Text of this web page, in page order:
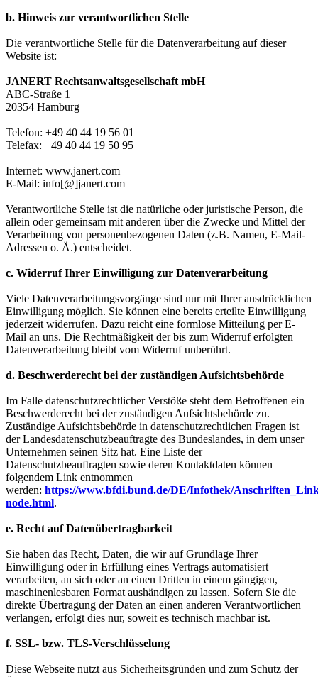
b. Hinweis zur verantwortlichen Stelle
Die verantwortliche Stelle für die Datenverarbeitung auf dieser
Website ist:
JANERT Rechtsanwaltsgesellschaft mbH
ABC-Straße 1
20354 Hamburg
Telefon: +49 40 44 19 56 01
Telefax: +49 40 44 19 50 95
Internet: www.janert.com
E-Mail: info[@]janert.com
Verantwortliche Stelle ist die natürliche oder juristische Person, die
allein oder gemeinsam mit anderen über die Zwecke und Mittel der
Verarbeitung von personenbezogenen Daten (z.B. Namen, E-Mail-
Adressen o. Ä.) entscheidet.
c. Widerruf Ihrer Einwilligung zur Datenverarbeitung
Viele Datenverarbeitungsvorgänge sind nur mit Ihrer ausdrücklichen
Einwilligung möglich. Sie können eine bereits erteilte Einwilligung
jederzeit widerrufen. Dazu reicht eine formlose Mitteilung per E-
Mail an uns. Die Rechtmäßigkeit der bis zum Widerruf erfolgten
Datenverarbeitung bleibt vom Widerruf unberührt.
d. Beschwerderecht bei der zuständigen Aufsichtsbehörde
Im Falle datenschutzrechtlicher Verstöße steht dem Betroffenen ein
Beschwerderecht bei der zuständigen Aufsichtsbehörde zu.
Zuständige Aufsichtsbehörde in datenschutzrechtlichen Fragen ist
der Landesdatenschutzbeauftragte des Bundeslandes, in dem unser
Unternehmen seinen Sitz hat. Eine Liste der
Datenschutzbeauftragten sowie deren Kontaktdaten können
folgendem Link entnommen
werden: https://www.bfdi.bund.de/DE/Infothek/
node.html.
e. Recht auf Datenübertragbarkeit
Sie haben das Recht, Daten, die wir auf Grundlage Ihrer
Einwilligung oder in Erfüllung eines Vertrags automatisiert
verarbeiten, an sich oder an einen Dritten in einem gängigen,
maschinenlesbaren Format aushändigen zu lassen. Sofern Sie die
direkte Übertragung der Daten an einen anderen Verantwortlichen
verlangen, erfolgt dies nur, soweit es technisch machbar ist.
f. SSL- bzw. TLS-Verschlüsselung
Diese Webseite nutzt aus Sicherheitsgründen und zum Schutz der